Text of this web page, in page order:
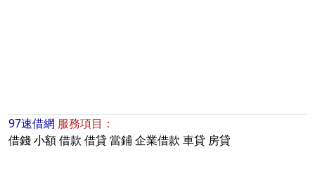
97速借網 服務項目：
借錢小額借款 借貸當鋪企業借款 車貸 房貸